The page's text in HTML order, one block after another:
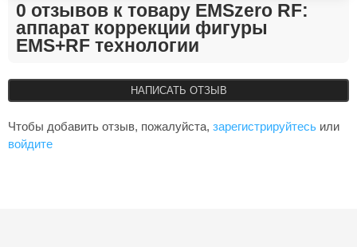
0 отзывов к товару EMSzero RF:
аппарат коррекции фигуры
EMS+RF технологии
НАПИСАТЬ ОТЗЫВ
Чтобы добавить отзыв, пожалуйста, зарегистрируйтесь или
войдите